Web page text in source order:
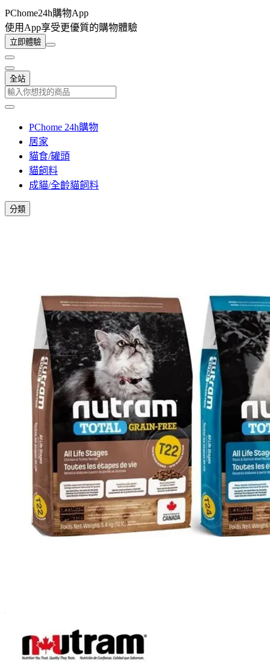
PChome24h購物App
使用App享受更優質的購物體驗
立即體驗
全站
PChome 24h購物
居家
貓食/罐頭
貓飼料
成貓/全齡貓飼料
分類